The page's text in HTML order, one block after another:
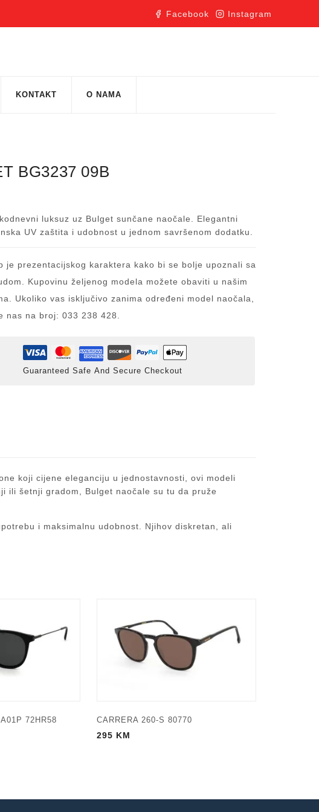
Facebook Instagram
KONTAKT O NAMA
BG3237 09B
luksuz uz Bulget sunčane naočale. Elegantni
UV zaštita i udobnost u jednom savršenom dodatku.
je prezentacijskog karaktera kako bi se bolje upoznali sa
Kupovinu željenog modela možete obaviti u našim
Ukoliko vas isključivo zanima određeni model naočala,
nas na broj: 033 238 428.
Guaranteed Safe And Secure Checkout
koji cijene eleganciju u jednostavnosti, ovi modeli
ili šetnji gradom, Bulget naočale su tu da pruže
i maksimalnu udobnost. Njihov diskretan, ali
72HR58 CARRERA 260-S 80770
295 KM